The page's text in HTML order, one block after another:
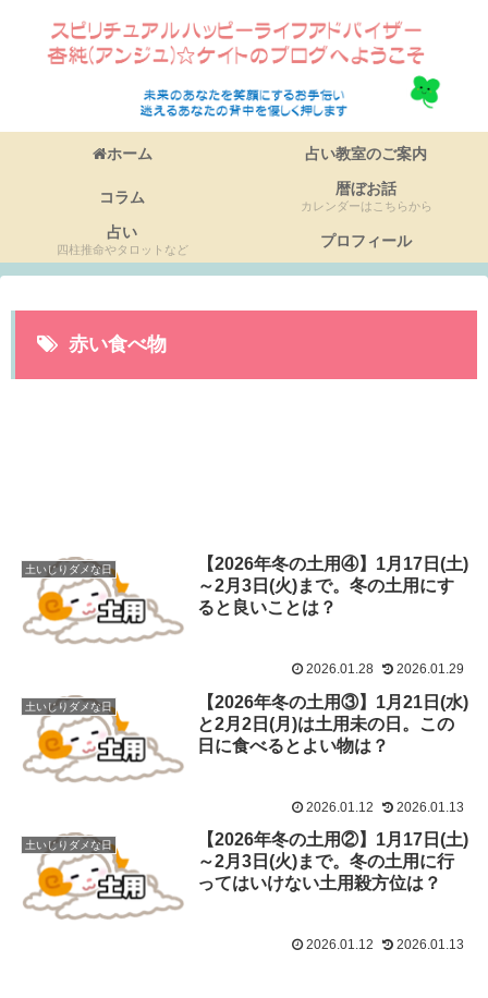
ホーム 占い教室のご案内
コラム 暦ぼお話
カレンダーはこちらから
占い
四柱推命やタロットなど プロフィール
赤い食べ物
土いじりダメな日
【2026年冬の土用④】1月17日(土)
～2月3日(火)まで。冬の土用にす
ると良いことは？
2026.01.28 2026.01.29
土いじりダメな日
【2026年冬の土用③】1月21日(水)
と2月2日(月)は土用未の日。この
日に食べるとよい物は？
2026.01.12 2026.01.13
土いじりダメな日
【2026年冬の土用②】1月17日(土)
～2月3日(火)まで。冬の土用に行
ってはいけない土用殺方位は？
2026.01.12 2026.01.13